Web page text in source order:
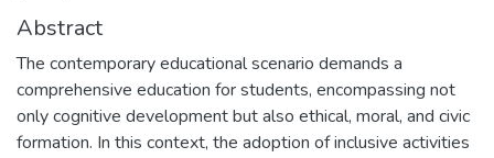
Abstract
The contemporary educational scenario demands a
comprehensive education for students, encompassing not
only cognitive development but also ethical, moral, and civic
formation. In this context, the adoption of inclusive activities